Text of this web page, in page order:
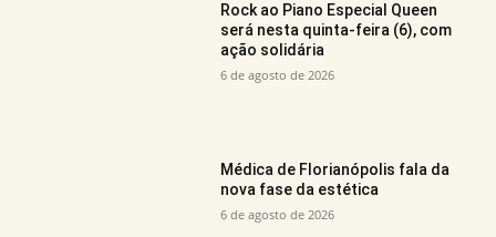
Rock ao Piano Especial Queen
será nesta quinta-feira (6), com
ação solidária
6 de agosto de 2026
Médica de Florianópolis fala da
nova fase da estética
6 de agosto de 2026